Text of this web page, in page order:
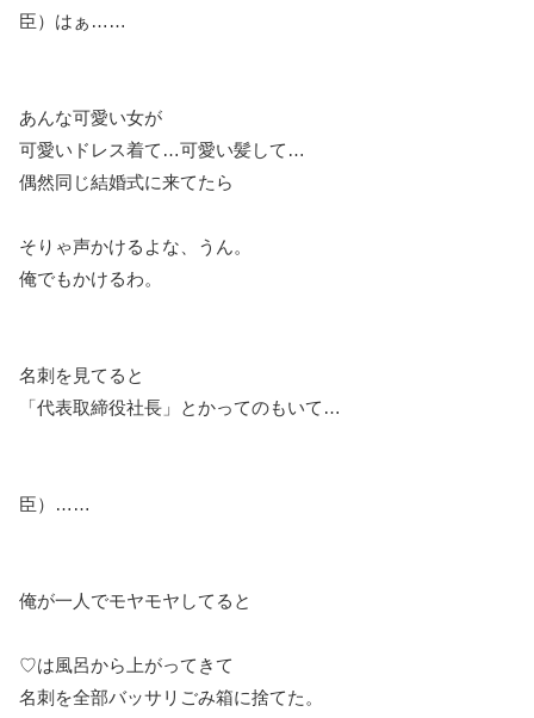
臣）はぁ……
あんな可愛い女が
可愛いドレス着て…可愛い髪して…
偶然同じ結婚式に来てたら
そりゃ声かけるよな、うん。
俺でもかけるわ。
名刺を見てると
「代表取締役社長」とかってのもいて…
臣）……
俺が一人でモヤモヤしてると
♡は風呂から上がってきて
名刺を全部バッサリごみ箱に捨てた。